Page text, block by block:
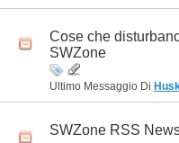
Cose che
SWZone
Ultimo Messaggio Di
SWZone RSS